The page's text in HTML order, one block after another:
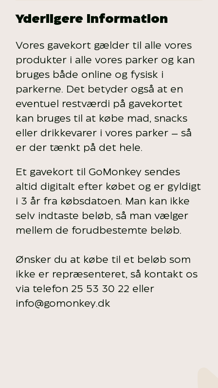
Yderligere information
Vores gavekort gælder til alle vores
produkter i alle vores parker og kan
bruges både online og fysisk i
parkerne. Det betyder også at en
eventuel restværdi på gavekortet
kan bruges til at købe mad, snacks
eller drikkevarer i vores parker – så
er der tænkt på det hele.
Et gavekort til GoMonkey sendes
altid digitalt efter købet og er gyldigt
i 3 år fra købsdatoen. Man kan ikke
selv indtaste beløb, så man vælger
mellem de forudbestemte beløb.
Ønsker du at købe til et beløb som
ikke er repræsenteret, så kontakt os
via telefon 25 53 30 22 eller
info@gomonkey.dk